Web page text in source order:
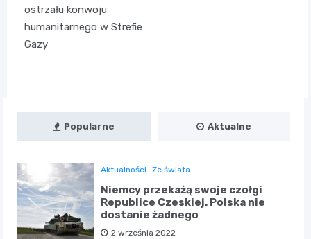
ostrzału konwoju
humanitarnego w Strefie
Gazy
Popularne Aktualne
Aktualności Ze świata
Niemcy przekażą swoje czołgi
Republice Czeskiej. Polska nie
dostanie żadnego
2 września 2022